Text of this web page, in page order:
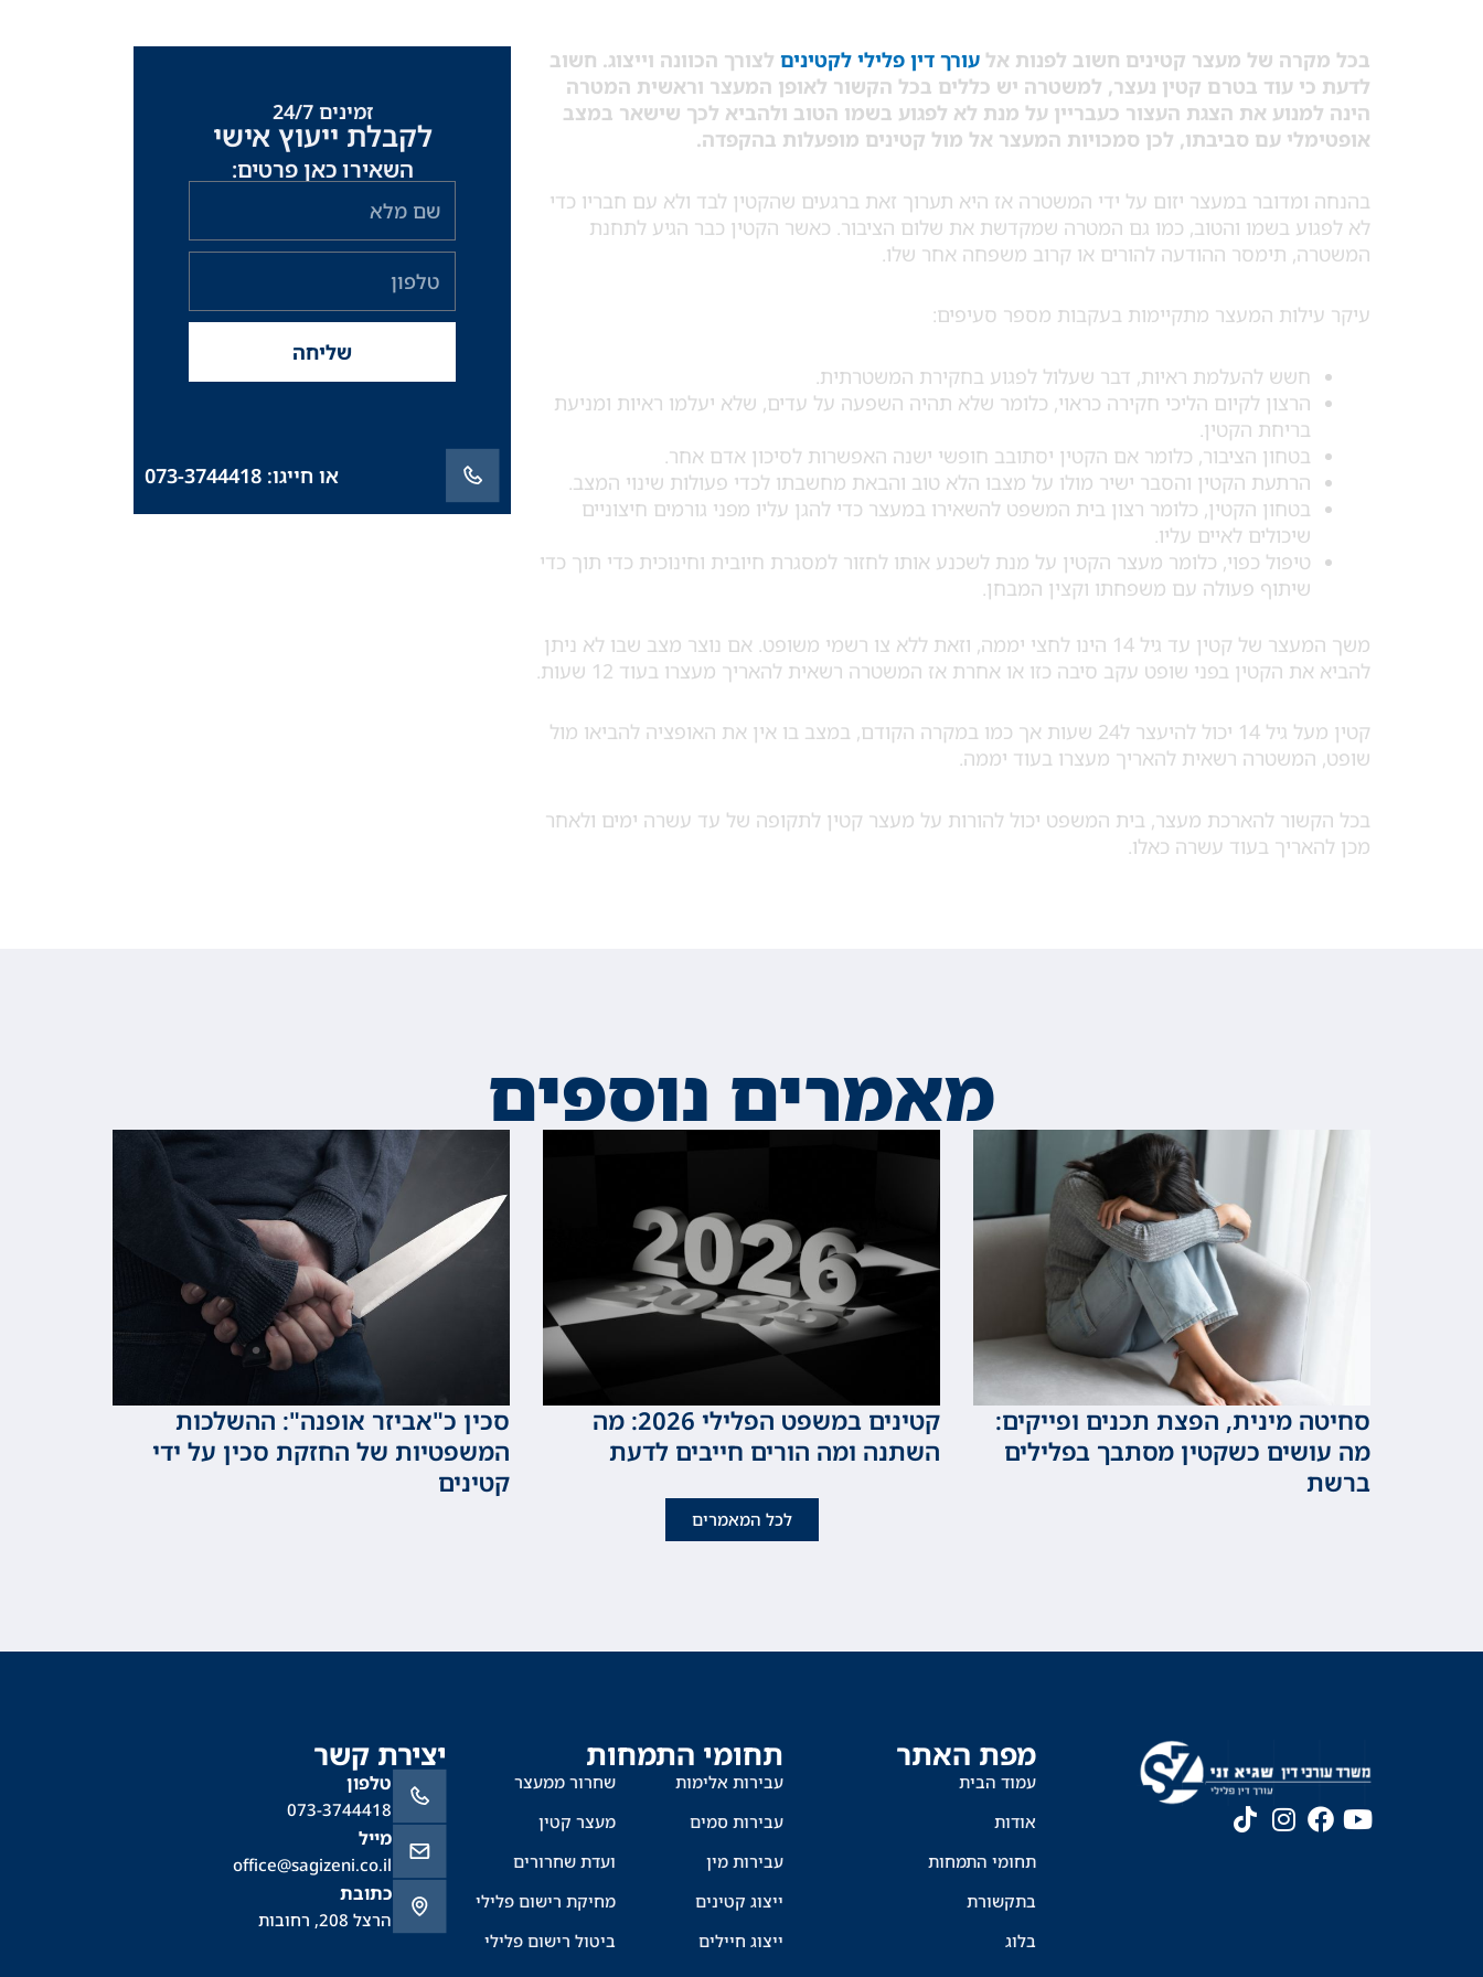
בכל מקרה של מעצר קטינים חשוב לפנות אל עורך דין פלילי לקטינים לצורך הכוונה וייצוג. חשוב
לדעת כי עוד בטרם קטין נעצר, למשטרה יש כללים בכל הקשור לאופן המעצר וראשית המטרה
הינה למנוע את הצגת העצור כעבריין על מנת לא לפגוע בשמו הטוב ולהביא לכך שישאר במצב
אופטימלי עם סביבתו, לכן סמכויות המעצר אל מול קטינים מופעלות בהקפדה.
בהנחה ומדובר במעצר יזום על ידי המשטרה אז היא תערוך זאת ברגעים שהקטין לבד ולא עם חבריו כדי
לא לפגוע בשמו והטוב, כמו גם המטרה שמקדשת את שלום הציבור. כאשר הקטין כבר הגיע לתחנת
המשטרה, תימסר ההודעה להורים או קרוב משפחה אחר שלו.
עיקר עילות המעצר מתקיימות בעקבות מספר סעיפים:
חשש להעלמת ראיות, דבר שעלול לפגוע בחקירת המשטרתית.
הרצון לקיום הליכי חקירה כראוי, כלומר שלא תהיה השפעה על עדים, שלא יעלמו ראיות ומניעת
בריחת הקטין.
בטחון הציבור, כלומר אם הקטין יסתובב חופשי ישנה האפשרות לסיכון אדם אחר.
הרתעת הקטין והסבר ישיר מולו על מצבו הלא טוב והבאת מחשבתו לכדי פעולות שינוי המצב.
בטחון הקטין, כלומר רצון בית המשפט להשאירו במעצר כדי להגן עליו מפני גורמים חיצוניים
שיכולים לאיים עליו.
טיפול כפוי, כלומר מעצר הקטין על מנת לשכנע אותו לחזור למסגרת חיובית וחינוכית כדי תוך כדי
שיתוף פעולה עם משפחתו וקצין המבחן.
משך המעצר של קטין עד גיל 14 הינו לחצי יממה, וזאת ללא צו רשמי משופט. אם נוצר מצב שבו לא ניתן
להביא את הקטין בפני שופט עקב סיבה כזו או אחרת אז המשטרה רשאית להאריך מעצרו בעוד 12 שעות.
קטין מעל גיל 14 יכול להיעצר ל24 שעות אך כמו במקרה הקודם, במצב בו אין את האופציה להביאו מול
שופט, המשטרה רשאית להאריך מעצרו בעוד יממה.
בכל הקשור להארכת מעצר, בית המשפט יכול להורות על מעצר קטין לתקופה של עד עשרה ימים ולאחר
מכן להאריך בעוד עשרה כאלו.
זמינים 24/7
לקבלת ייעוץ אישי
השאירו כאן פרטים:
מלא
שליחה
או חייגו: 073-3744418
מאמרים נוספים
סחיטה מינית, הפצת תכנים ופייקים:
מה עושים כשקטין מסתבך בפלילים
ברשת
קטינים במשפט הפלילי 2026: מה
השתנה ומה הורים חייבים לדעת
סכין כ"אביזר אופנה": ההשלכות
המשפטיות של החזקת סכין על ידי
קטינים
לכל המאמרים
מפת האתר
עמוד הבית
אודות
תחומי התמחות
בתקשורת
בלוג
תחומי התמחות
עבירות אלימות
עבירות סמים
עבירות מין
ייצוג קטינים
ייצוג חיילים
שחרור ממעצר
מעצר קטין
ועדת שחרורים
מחיקת רישום פלילי
ביטול רישום פלילי
יצירת קשר
טלפון
073-3744418
מייל
office@sagizeni.co.il
כתובת
הרצל 208, רחובות